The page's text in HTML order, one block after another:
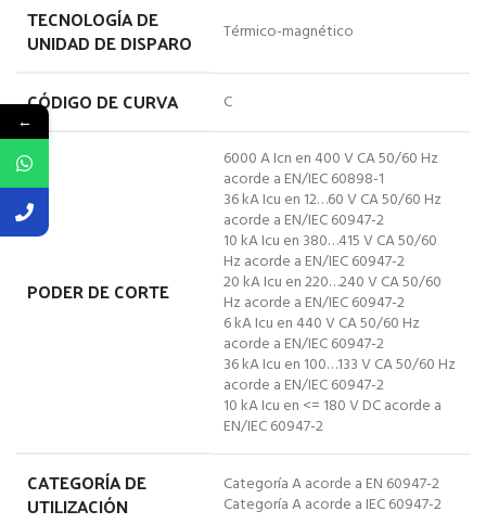
TECNOLOGÍA DE
UNIDAD DE DISPARO Térmico-magnético
CÓDIGO DE CURVA C
PODER DE CORTE
6000 A Icn en 400 V CA 50/60 Hz
acorde a EN/IEC 60898-1
36 kA Icu en 12…60 V CA 50/60 Hz
acorde a EN/IEC 60947-2
10 kA Icu en 380…415 V CA 50/60
Hz acorde a EN/IEC 60947-2
20 kA Icu en 220…240 V CA 50/60
Hz acorde a EN/IEC 60947-2
6 kA Icu en 440 V CA 50/60 Hz
acorde a EN/IEC 60947-2
36 kA Icu en 100…133 V CA 50/60 Hz
acorde a EN/IEC 60947-2
10 kA Icu en <= 180 V DC acorde a
EN/IEC 60947-2
CATEGORÍA DE
UTILIZACIÓN
Categoría A acorde a EN 60947-2
Categoría A acorde a IEC 60947-2
←